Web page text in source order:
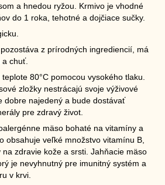
a hnedou ryžou. Krmivo je vhodné
do 1 roka, tehotné a dojčiace sučky.
z prírodných ingrediencií, má
chuť.
80°C pomocou vysokého tlaku.
zložky nestrácajú svoje výživové
dobre najedený a bude dostávať
pre zdravý život.
mäso bohaté na vitamíny a
obsahuje veľké množstvo vitamínu B,
zdravie kože a srsti. Jahňacie mäso
je nevyhnutný pre imunitný systém a
v krvi.